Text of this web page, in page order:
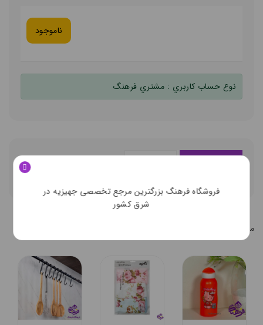
ناموجود
نوع حساب کاربري : مشتري فرهنگ
محصولات مشابه کالاي انتخابي شما
فروشگاه فرهنگ بزرگترین مرجع تخصصی جهیزیه در
شرق کشور